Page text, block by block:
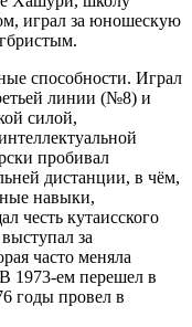
играл за юношескую
способности. Играл
линии (№8) и
силой,
пробивал
дистанции, в чём,
навыки,
честь кутаисского
за
часто меняла
1973-ем перешел в
годы провел в